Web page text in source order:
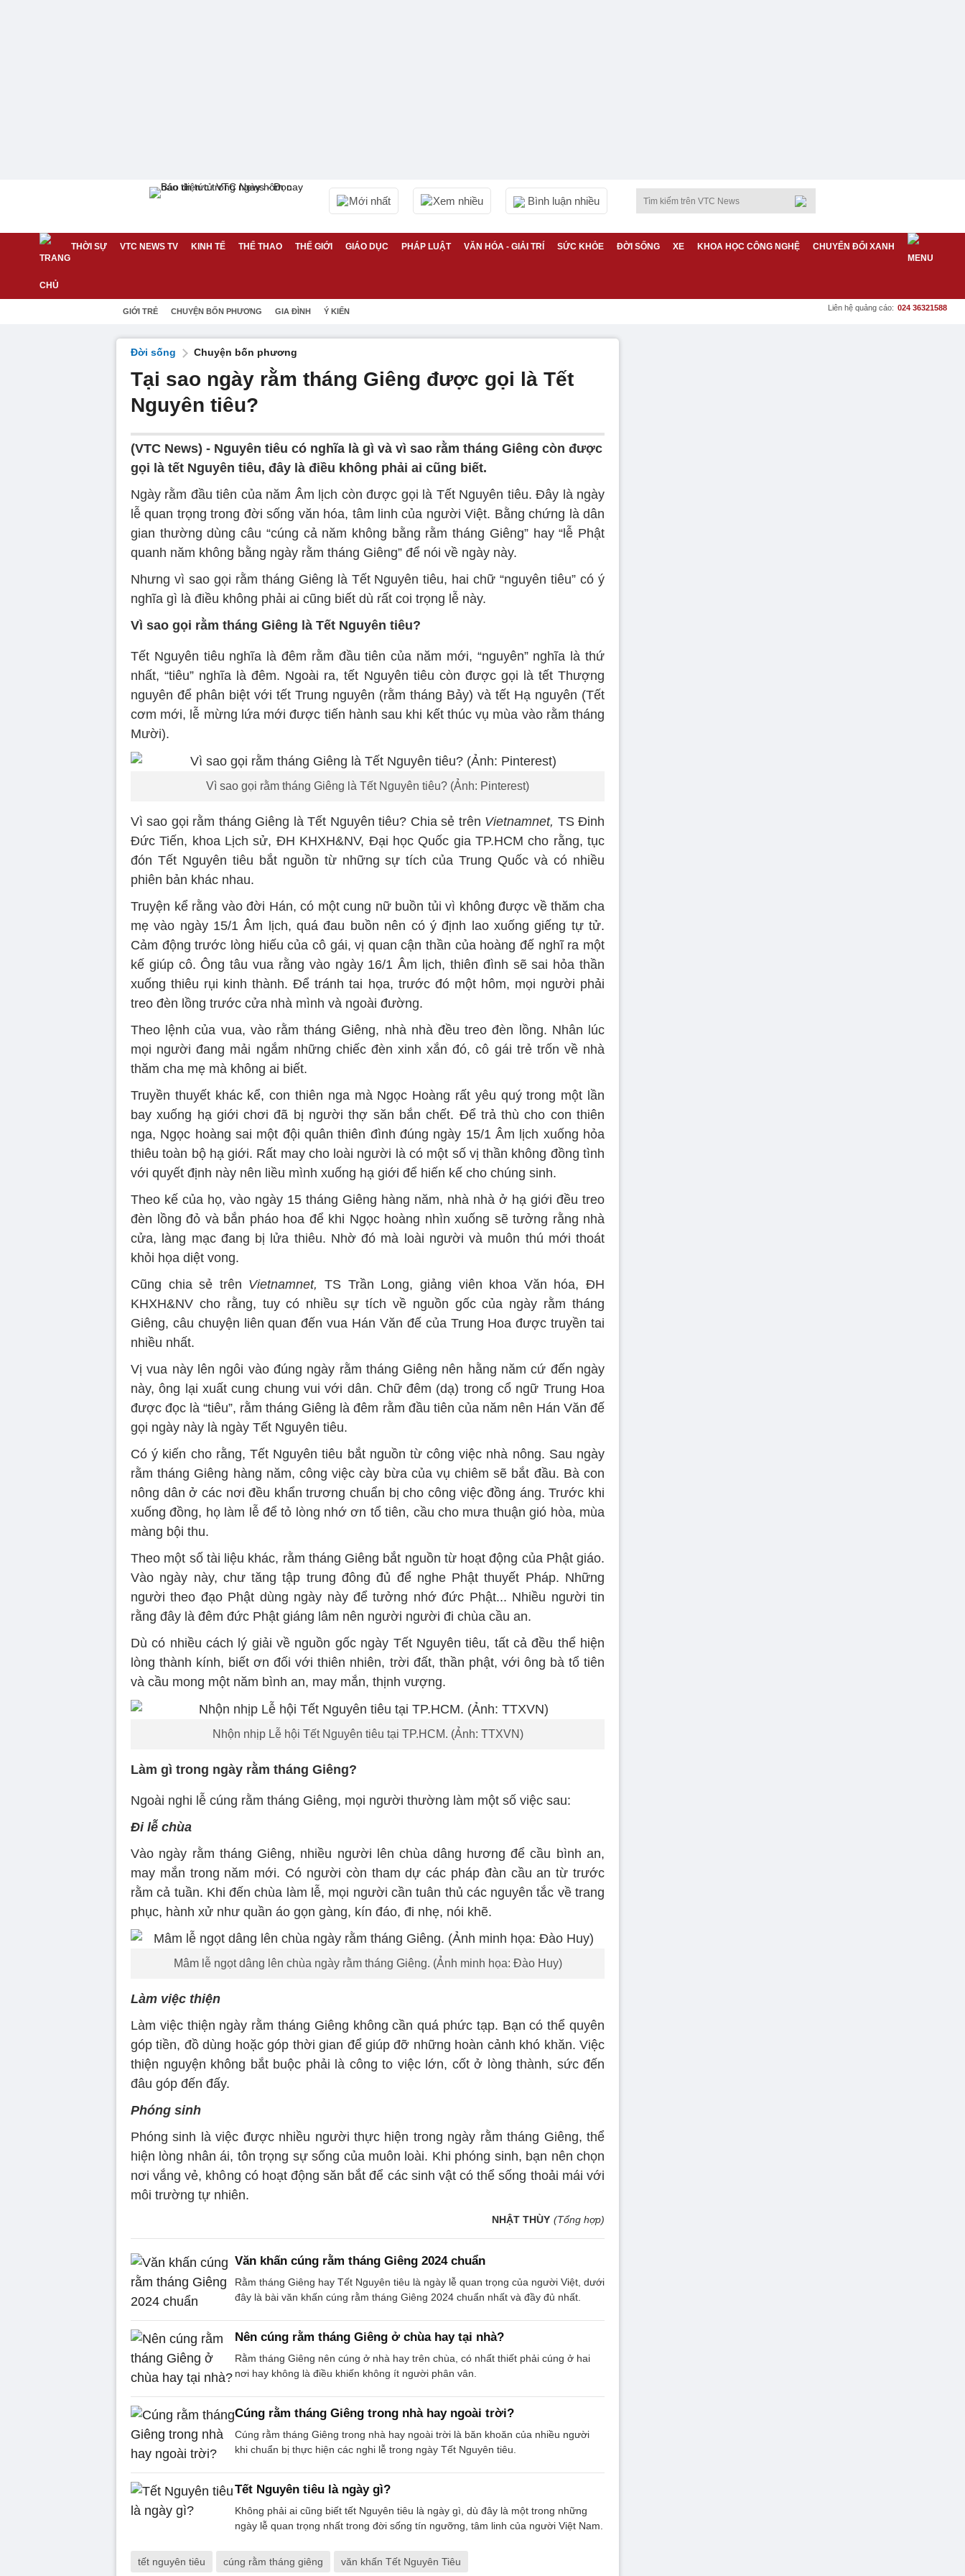
Mới nhất Xem nhiều Bình luận nhiều
THỜI SỰ VTC NEWS TV KINH TẾ THỂ THAO THẾ GIỚI GIÁO DỤC PHÁP LUẬT VĂN HÓA - GIẢI TRÍ SỨC KHỎE ĐỜI SỐNG XE KHOA HỌC CÔNG NGHỆ CHUYỂN ĐỔI XANH
GIỚI TRẺ CHUYỆN BỐN PHƯƠNG GIA ĐÌNH Ý KIẾN Liên hệ quảng cáo: 024 36321588
Đời sống Chuyện bốn phương
Tại sao ngày rằm tháng Giêng được gọi là Tết
Nguyên tiêu?
(VTC News) - Nguyên tiêu có nghĩa là gì và vì sao rằm tháng Giêng còn được
gọi là tết Nguyên tiêu, đây là điều không phải ai cũng biết.
Ngày rằm đầu tiên của năm Âm lịch còn được gọi là Tết Nguyên tiêu. Đây là ngày
lễ quan trọng trong đời sống văn hóa, tâm linh của người Việt. Bằng chứng là dân
gian thường dùng câu “cúng cả năm không bằng rằm tháng Giêng” hay “lễ Phật
quanh năm không bằng ngày rằm tháng Giêng” để nói về ngày này.
Nhưng vì sao gọi rằm tháng Giêng là Tết Nguyên tiêu, hai chữ “nguyên tiêu” có ý
nghĩa gì là điều không phải ai cũng biết dù rất coi trọng lễ này.
Vì sao gọi rằm tháng Giêng là Tết Nguyên tiêu?
Tết Nguyên tiêu nghĩa là đêm rằm đầu tiên của năm mới, “nguyên” nghĩa là thứ
nhất, “tiêu” nghĩa là đêm. Ngoài ra, tết Nguyên tiêu còn được gọi là tết Thượng
nguyên để phân biệt với tết Trung nguyên (rằm tháng Bảy) và tết Hạ nguyên (Tết
cơm mới, lễ mừng lứa mới được tiến hành sau khi kết thúc vụ mùa vào rằm tháng
Mười).
Vì sao gọi rằm tháng Giêng là Tết Nguyên tiêu? (Ảnh: Pinterest)
Vì sao gọi rằm tháng Giêng là Tết Nguyên tiêu? Chia sẻ trên Vietnamnet, TS Đinh
Đức Tiến, khoa Lịch sử, ĐH KHXH&NV, Đại học Quốc gia TP.HCM cho rằng, tục
đón Tết Nguyên tiêu bắt nguồn từ những sự tích của Trung Quốc và có nhiều
phiên bản khác nhau.
Truyện kể rằng vào đời Hán, có một cung nữ buồn tủi vì không được về thăm cha
mẹ vào ngày 15/1 Âm lịch, quá đau buồn nên có ý định lao xuống giếng tự tử.
Cảm động trước lòng hiếu của cô gái, vị quan cận thần của hoàng đế nghĩ ra một
kế giúp cô. Ông tâu vua rằng vào ngày 16/1 Âm lịch, thiên đình sẽ sai hỏa thần
xuống thiêu rụi kinh thành. Để tránh tai họa, trước đó một hôm, mọi người phải
treo đèn lồng trước cửa nhà mình và ngoài đường.
Theo lệnh của vua, vào rằm tháng Giêng, nhà nhà đều treo đèn lồng. Nhân lúc
mọi người đang mải ngắm những chiếc đèn xinh xắn đó, cô gái trẻ trốn về nhà
thăm cha mẹ mà không ai biết.
Truyền thuyết khác kể, con thiên nga mà Ngọc Hoàng rất yêu quý trong một lần
bay xuống hạ giới chơi đã bị người thợ săn bắn chết. Để trả thù cho con thiên
nga, Ngọc hoàng sai một đội quân thiên đình đúng ngày 15/1 Âm lịch xuống hỏa
thiêu toàn bộ hạ giới. Rất may cho loài người là có một số vị thần không đồng tình
với quyết định này nên liều mình xuống hạ giới để hiến kế cho chúng sinh.
Theo kế của họ, vào ngày 15 tháng Giêng hàng năm, nhà nhà ở hạ giới đều treo
đèn lồng đỏ và bắn pháo hoa để khi Ngọc hoàng nhìn xuống sẽ tưởng rằng nhà
cửa, làng mạc đang bị lửa thiêu. Nhờ đó mà loài người và muôn thú mới thoát
khỏi họa diệt vong.
Cũng chia sẻ trên Vietnamnet, TS Trần Long, giảng viên khoa Văn hóa, ĐH
KHXH&NV cho rằng, tuy có nhiều sự tích về nguồn gốc của ngày rằm tháng
Giêng, câu chuyện liên quan đến vua Hán Văn đế của Trung Hoa được truyền tai
nhiều nhất.
Vị vua này lên ngôi vào đúng ngày rằm tháng Giêng nên hằng năm cứ đến ngày
này, ông lại xuất cung chung vui với dân. Chữ đêm (dạ) trong cổ ngữ Trung Hoa
được đọc là “tiêu”, rằm tháng Giêng là đêm rằm đầu tiên của năm nên Hán Văn đế
gọi ngày này là ngày Tết Nguyên tiêu.
Có ý kiến cho rằng, Tết Nguyên tiêu bắt nguồn từ công việc nhà nông. Sau ngày
rằm tháng Giêng hàng năm, công việc cày bừa của vụ chiêm sẽ bắt đầu. Bà con
nông dân ở các nơi đều khẩn trương chuẩn bị cho công việc đồng áng. Trước khi
xuống đồng, họ làm lễ để tỏ lòng nhớ ơn tổ tiên, cầu cho mưa thuận gió hòa, mùa
màng bội thu.
Theo một số tài liệu khác, rằm tháng Giêng bắt nguồn từ hoạt động của Phật giáo.
Vào ngày này, chư tăng tập trung đông đủ để nghe Phật thuyết Pháp. Những
người theo đạo Phật dùng ngày này để tưởng nhớ đức Phật... Nhiều người tin
rằng đây là đêm đức Phật giáng lâm nên người người đi chùa cầu an.
Dù có nhiều cách lý giải về nguồn gốc ngày Tết Nguyên tiêu, tất cả đều thể hiện
lòng thành kính, biết ơn đối với thiên nhiên, trời đất, thần phật, với ông bà tổ tiên
và cầu mong một năm bình an, may mắn, thịnh vượng.
Nhộn nhịp Lễ hội Tết Nguyên tiêu tại TP.HCM. (Ảnh: TTXVN)
Làm gì trong ngày rằm tháng Giêng?
Ngoài nghi lễ cúng rằm tháng Giêng, mọi người thường làm một số việc sau:
Đi lễ chùa
Vào ngày rằm tháng Giêng, nhiều người lên chùa dâng hương để cầu bình an,
may mắn trong năm mới. Có người còn tham dự các pháp đàn cầu an từ trước
rằm cả tuần. Khi đến chùa làm lễ, mọi người cần tuân thủ các nguyên tắc về trang
phục, hành xử như quần áo gọn gàng, kín đáo, đi nhẹ, nói khẽ.
Mâm lễ ngọt dâng lên chùa ngày rằm tháng Giêng. (Ảnh minh họa: Đào Huy)
Làm việc thiện
Làm việc thiện ngày rằm tháng Giêng không cần quá phức tạp. Bạn có thể quyên
góp tiền, đồ dùng hoặc góp thời gian để giúp đỡ những hoàn cảnh khó khăn. Việc
thiện nguyện không bắt buộc phải là công to việc lớn, cốt ở lòng thành, sức đến
đâu góp đến đấy.
Phóng sinh
Phóng sinh là việc được nhiều người thực hiện trong ngày rằm tháng Giêng, thể
hiện lòng nhân ái, tôn trọng sự sống của muôn loài. Khi phóng sinh, bạn nên chọn
nơi vắng vẻ, không có hoạt động săn bắt để các sinh vật có thể sống thoải mái với
môi trường tự nhiên.
NHẬT THÙY (Tổng hợp)
Văn khấn cúng rằm tháng Giêng 2024 chuẩn
Rằm tháng Giêng hay Tết Nguyên tiêu là ngày lễ quan trọng của người Việt, dưới
đây là bài văn khấn cúng rằm tháng Giêng 2024 chuẩn nhất và đầy đủ nhất.
Nên cúng rằm tháng Giêng ở chùa hay tại nhà?
Rằm tháng Giêng nên cúng ở nhà hay trên chùa, có nhất thiết phải cúng ở hai
nơi hay không là điều khiến không ít người phân vân.
Cúng rằm tháng Giêng trong nhà hay ngoài trời?
Cúng rằm tháng Giêng trong nhà hay ngoài trời là băn khoăn của nhiều người
khi chuẩn bị thực hiện các nghi lễ trong ngày Tết Nguyên tiêu.
Tết Nguyên tiêu là ngày gì?
Không phải ai cũng biết tết Nguyên tiêu là ngày gì, dù đây là một trong những
ngày lễ quan trọng nhất trong đời sống tín ngưỡng, tâm linh của người Việt Nam.
tết nguyên tiêu cúng rằm tháng giêng văn khấn Tết Nguyên Tiêu